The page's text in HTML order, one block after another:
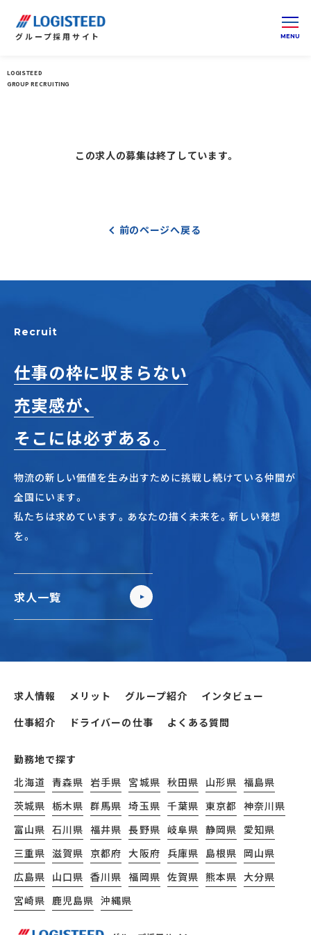
グループ採用サイト
LOGISTEED
GROUP RECRUITING
この求人の募集は終了しています。
前のページへ戻る
Recruit
仕事の枠に収まらない
充実感が、
そこには必ずある。
物流の新しい価値を生み出すために挑戦し続けている仲間が
全国にいます。
私たちは求めています。あなたの描く未来を。新しい発想
を。
求人一覧
求人情報 メリット グループ紹介
インタビュー
仕事紹介
ドライバーの仕事 よくある質問
勤務地で探す
北海道 青森県 岩手県 宮城県 秋田県 山形県 福島県
茨城県 栃木県 群馬県 埼玉県 千葉県 東京都 神奈川県
富山県 石川県 福井県 長野県 岐阜県 静岡県 愛知県
三重県 滋賀県 京都府 大阪府 兵庫県 島根県 岡山県
広島県 山口県 香川県 福岡県 佐賀県 熊本県 大分県
宮崎県 鹿児島県 沖縄県